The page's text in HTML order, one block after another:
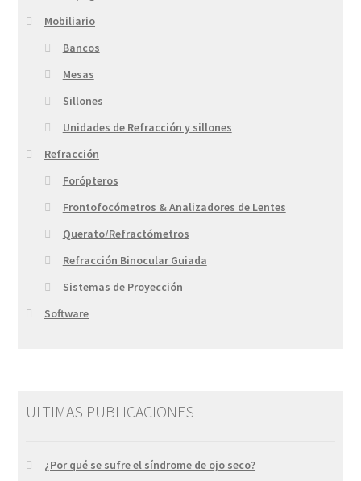
Mobiliario
Bancos
Mesas
Sillones
Unidades de Refracción y sillones
Refracción
Forópteros
Frontofocómetros & Analizadores de Lentes
Querato/Refractómetros
Refracción Binocular Guiada
Sistemas de Proyección
Software
ULTIMAS PUBLICACIONES
¿Por qué se sufre el síndrome de ojo seco?